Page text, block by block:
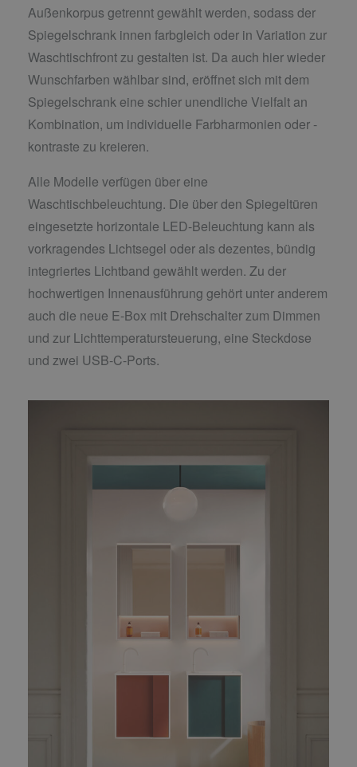
Außenkorpus getrennt gewählt werden, sodass der
Spiegelschrank innen farbgleich oder in Variation zur
Waschtischfront zu gestalten ist. Da auch hier wieder
Wunschfarben wählbar sind, eröffnet sich mit dem
Spiegelschrank eine schier unendliche Vielfalt an
Kombination, um individuelle Farbharmonien oder -
kontraste zu kreieren.
Alle Modelle verfügen über eine
Waschtischbeleuchtung. Die über den Spiegeltüren
eingesetzte horizontale LED-Beleuchtung kann als
vorkragendes Lichtsegel oder als dezentes, bündig
integriertes Lichtband gewählt werden. Zu der
hochwertigen Innenausführung gehört unter anderem
auch die neue E-Box mit Drehschalter zum Dimmen
und zur Lichttemperatursteuerung, eine Steckdose
und zwei USB-C-Ports.